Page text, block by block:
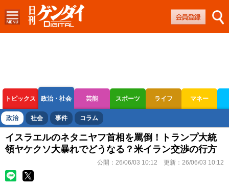
トピックス 政治・社会 芸能 スポーツ ライフ マネー
ボートレース 競輪 オートレース
政治 社会 事件 コラム
イスラエルのネタニヤフ首相を罵倒！トランプ大統
領ヤケクソ大暴れでどうなる？米イラン交渉の行方
公開： 26/06/03 10:12 更新： 26/06/03 10:12